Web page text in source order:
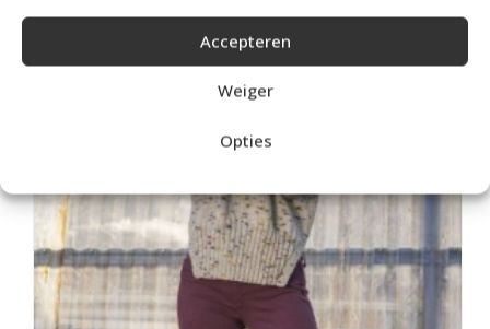
Accepteren
Weiger
Opties